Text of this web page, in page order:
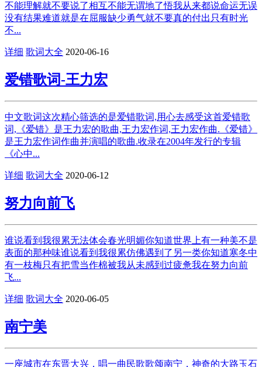
不能理解就不要说了相互不能无谓地了悟我从来都说命运无误
没有结果难道就是在屈服缺少勇气就不要真的付出只有时光
不...
详细 歌词大全 2020-06-16
爱错歌词-王力宏
中文歌词这次精心筛选的是爱错歌词,用心去感受这首爱错歌
词,《爱错》是王力宏的歌曲,王力宏作词,王力宏作曲.《爱错》
是王力宏作词作曲并演唱的歌曲.收录在2004年发行的专辑
《心中...
详细 歌词大全 2020-06-12
努力向前飞
谁说看到我很累无法体会春光明媚你知道世界上有一种美不是
表面的那种味谁说看到我很累仿佛遇到了另一类你知道寒冬中
有一枝梅只有把雪当作棉被我从未感到过疲惫我在努力向前
飞...
详细 歌词大全 2020-06-05
南宁美
一座城市在东晋大兴，唱一曲民歌歌颂南宁，神奇的大路玉石